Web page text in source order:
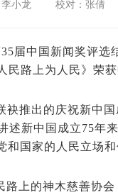
小龙 校对：张倩
届中国新闻奖评
路上为人民》荣获
袂推出的庆祝新中
述新中国成立75年
国家的人民立场和
上的神木慈善协会